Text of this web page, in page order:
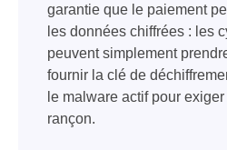
garantie que le paiement
les données chiffrées : les
peuvent simplement
fournir la clé de
le malware actif pour
rançon.